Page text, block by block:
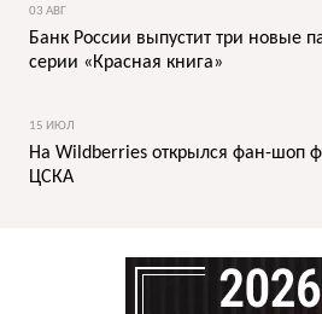
03 АВГ
Банк России выпустит три новые
серии «Красная книга»
15 ИЮЛ
На Wildberries открылся фан-шоп
ЦСКА